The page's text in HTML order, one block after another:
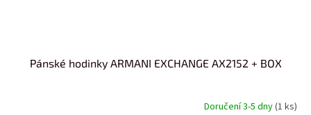
Pánské hodinky ARMANI EXCHANGE AX2152 + BOX
Doručení 3-5 dny(1 ks)